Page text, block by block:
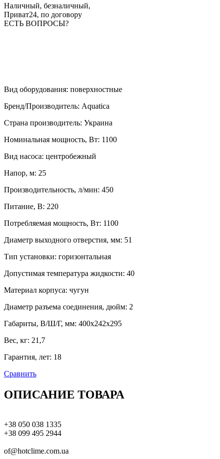
Наличный, безналичный,
Приват24, по договору
ЕСТЬ ВОПРОСЫ?
Вид оборудования: поверхностные
Бренд/Производитель: Aquatica
Страна производитель: Украина
Номинальная мощность, Вт: 1100
Вид насоса: центробежный
Напор, м: 25
Производительность, л/мин: 450
Питание, В: 220
Потребляемая мощность, Вт: 1100
Диаметр выходного отверстия, мм: 51
Тип установки: горизонтальная
Допустимая температура жидкости: 40
Материал корпуса: чугун
Диаметр разъема соединения, дюйм: 2
Габариты, В/Ш/Г, мм: 400х242х295
Вес, кг: 21,7
Гарантия, лет: 18
Сравнить
ОПИСАНИЕ ТОВАРА
+38 050 038 1335
+38 099 495 2944
of@hotclime.com.ua